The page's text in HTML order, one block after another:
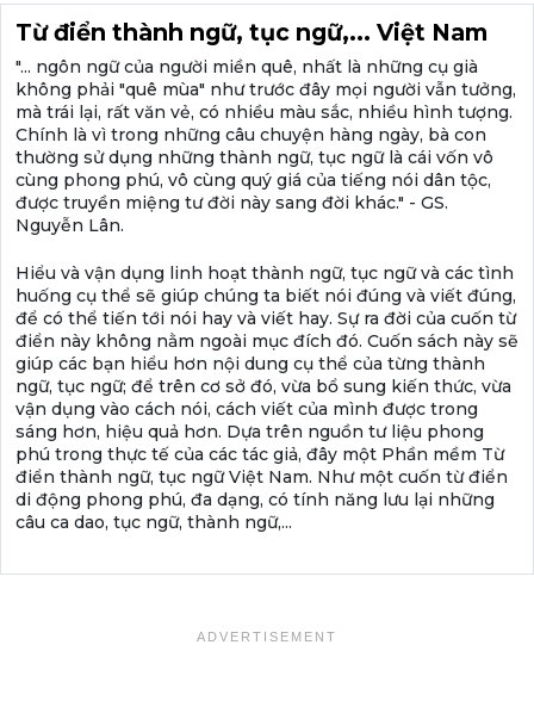
Từ điển thành ngữ, tục ngữ,... Việt Nam
"... ngôn ngữ của người miền quê, nhất là những cụ già
không phải "quê mùa" như trước đây mọi người vẫn tưởng,
mà trái lại, rất văn vẻ, có nhiều màu sắc, nhiều hình tượng.
Chính là vì trong những câu chuyện hàng ngày, bà con
thường sử dụng những thành ngữ, tục ngữ là cái vốn vô
cùng phong phú, vô cùng quý giá của tiếng nói dân tộc,
được truyền miệng tư đời này sang đời khác." - GS.
Nguyễn Lân.
Hiểu và vận dụng linh hoạt thành ngữ, tục ngữ và các tình
huống cụ thể sẽ giúp chúng ta biết nói đúng và viết đúng,
để có thể tiến tới nói hay và viết hay. Sự ra đời của cuốn từ
điển này không nằm ngoài mục đích đó. Cuốn sách này sẽ
giúp các bạn hiểu hơn nội dung cụ thể của từng thành
ngữ, tục ngữ; để trên cơ sở đó, vừa bổ sung kiến thức, vừa
vận dụng vào cách nói, cách viết của mình được trong
sáng hơn, hiệu quả hơn. Dựa trên nguồn tư liệu phong
phú trong thực tế của các tác giả, đây một Phần mềm Từ
điển thành ngữ, tục ngữ Việt Nam. Như một cuốn từ điển
di động phong phú, đa dạng, có tính năng lưu lại những
câu ca dao, tục ngữ, thành ngữ,...